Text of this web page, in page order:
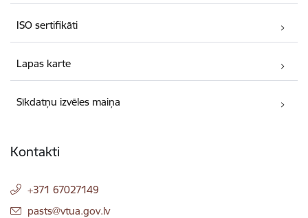
ISO sertifikāti
Lapas karte
Sīkdatņu izvēles maiņa
Kontakti
+371 67027149
E-pasts:
pasts@vtua.gov.lv